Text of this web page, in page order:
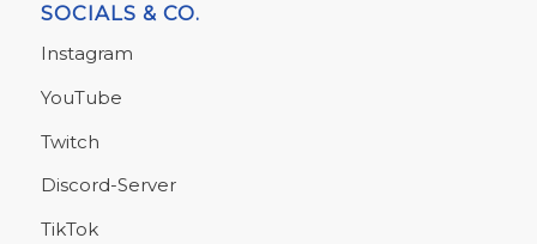
SOCIALS & CO.
Instagram
YouTube
Twitch
Discord-Server
TikTok